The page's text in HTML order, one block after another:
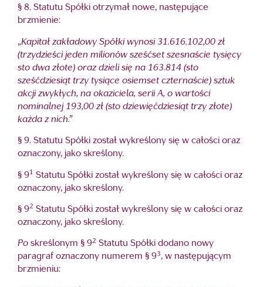
§ 8. Statutu Spółki otrzymał nowe, następujące
brzmienie:
„Kapitał zakładowy Spółki wynosi 31.616.102,00 zł
(trzydzieści jeden milionów sześćset szesnaście tysięcy
sto dwa złote) oraz dzieli się na 163.814 (sto
sześćdziesiąt trzy tysiące osiemset czternaście) sztuk
akcji zwykłych, na okaziciela, serii A, o wartości
nominalnej 193,00 zł (sto dziewięćdziesiąt trzy złote)
każda z nich.”
§ 9. Statutu Spółki został wykreślony się w całości oraz
oznaczony, jako skreślony.
§ 91 Statutu Spółki został wykreślony się w całości oraz
oznaczony, jako skreślony.
§ 92 Statutu Spółki został wykreślony się w całości oraz
oznaczony, jako skreślony.
Po skreślonym § 92 Statutu Spółki dodano nowy
paragraf oznaczony numerem § 93, w następującym
brzmieniu: